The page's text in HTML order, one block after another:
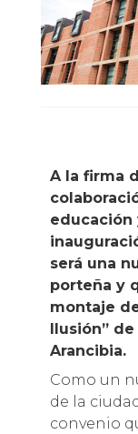
A la firma
educación
será una
porteña y
montaje
Ilusión”
Arancibia.
Como un
de la
convenio